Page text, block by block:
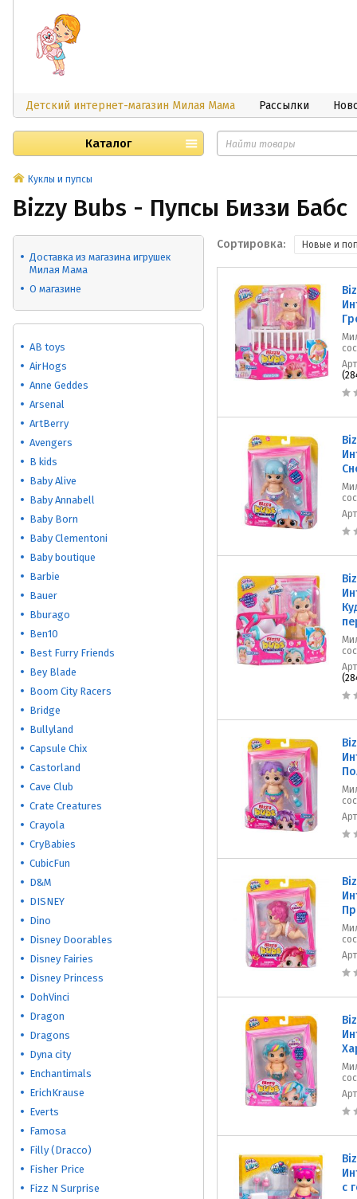
Детский интернет-магазин Милая Мама Рассылки
Каталог
Куклы и пупсы
Bizzy Bubs - Пупсы Биззи Бабс
Доставка из магазина игрушек
Милая Мама
О магазине
AB toys
AirHogs
Anne Geddes
Arsenal
ArtBerry
Avengers
B kids
Baby Alive
Baby Annabell
Baby Born
Baby Clementoni
Baby boutique
Barbie
Bauer
Bburago
Ben10
Best Furry Friends
Bey Blade
Boom City Racers
Bridge
Bullyland
Capsule Chix
Castorland
Cave Club
Crate Creatures
Crayola
CryBabies
CubicFun
D&M
DISNEY
Dino
Disney Doorables
Disney Fairies
Disney Princess
DohVinci
Dragon
Dragons
Dyna city
Enchantimals
ErichKrause
Everts
Famosa
Filly (Dracco)
Fisher Price
Fizz N Surprise
Сортировка: Новые и
с